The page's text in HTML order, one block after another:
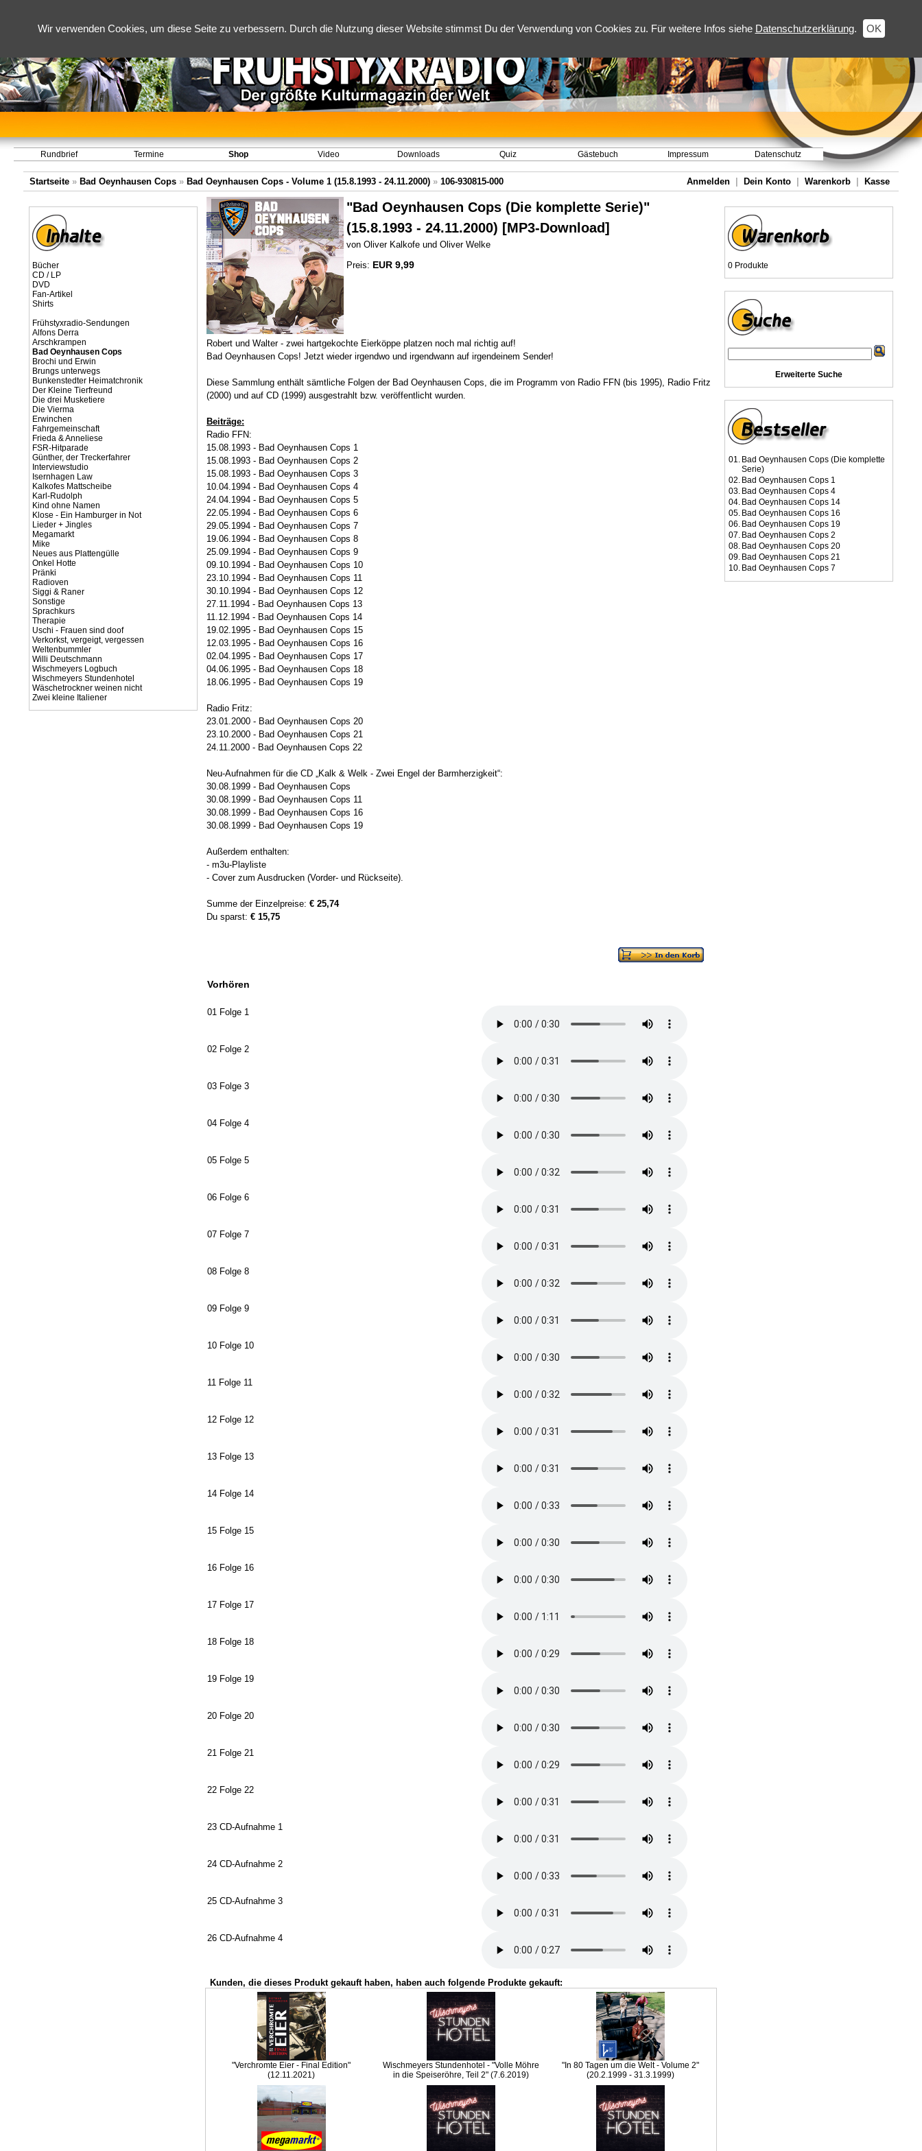
Wir verwenden Cookies, um diese Seite zu verbessern. Durch die Nutzung dieser Website stimmst Du der Verwendung von Cookies zu. Für weitere Infos siehe Datenschutzerklärung. OK
Rundbrief Termine Shop Video Downloads Quiz Gästebuch Impressum Datenschutz
Startseite » Bad Oeynhausen Cops » Bad Oeynhausen Cops - Volume 1 (15.8.1993 - 24.11.2000) » 106-930815-000 Anmelden Dein Konto Warenkorb Kasse
Bücher
CD / LP
DVD
Fan-Artikel
Shirts
Frühstyxradio-Sendungen
Alfons Derra
Arschkrampen
Bad Oeynhausen Cops
Brochi und Erwin
Brungs unterwegs
Bunkenstedter Heimatchronik
Der Kleine Tierfreund
Die drei Musketiere
Die Vierma
Erwinchen
Fahrgemeinschaft
Frieda & Anneliese
FSR-Hitparade
Günther, der Treckerfahrer
Interviewstudio
Isernhagen Law
Kalkofes Mattscheibe
Karl-Rudolph
Kind ohne Namen
Klose - Ein Hamburger in Not
Lieder + Jingles
Megamarkt
Mike
Neues aus Plattengülle
Onkel Hotte
Pränki
Radioven
Siggi & Raner
Sonstige
Sprachkurs
Therapie
Uschi - Frauen sind doof
Verkorkst, vergeigt, vergessen
Weltenbummler
Willi Deutschmann
Wischmeyers Logbuch
Wischmeyers Stundenhotel
Wäschetrockner weinen nicht
Zwei kleine Italiener
"Bad Oeynhausen Cops (Die komplette Serie)"
(15.8.1993 - 24.11.2000) [MP3-Download]
von Oliver Kalkofe und Oliver Welke
Preis: EUR 9,99
Robert und Walter - zwei hartgekochte Eierköppe platzen noch mal richtig auf!
Bad Oeynhausen Cops! Jetzt wieder irgendwo und irgendwann auf irgendeinem Sender!
Diese Sammlung enthält sämtliche Folgen der Bad Oeynhausen Cops, die im Programm von Radio FFN (bis 1995), Radio Fritz
(2000) und auf CD (1999) ausgestrahlt bzw. veröffentlicht wurden.
Beiträge:
Radio FFN:
15.08.1993 - Bad Oeynhausen Cops 1
15.08.1993 - Bad Oeynhausen Cops 2
15.08.1993 - Bad Oeynhausen Cops 3
10.04.1994 - Bad Oeynhausen Cops 4
24.04.1994 - Bad Oeynhausen Cops 5
22.05.1994 - Bad Oeynhausen Cops 6
29.05.1994 - Bad Oeynhausen Cops 7
19.06.1994 - Bad Oeynhausen Cops 8
25.09.1994 - Bad Oeynhausen Cops 9
09.10.1994 - Bad Oeynhausen Cops 10
23.10.1994 - Bad Oeynhausen Cops 11
30.10.1994 - Bad Oeynhausen Cops 12
27.11.1994 - Bad Oeynhausen Cops 13
11.12.1994 - Bad Oeynhausen Cops 14
19.02.1995 - Bad Oeynhausen Cops 15
12.03.1995 - Bad Oeynhausen Cops 16
02.04.1995 - Bad Oeynhausen Cops 17
04.06.1995 - Bad Oeynhausen Cops 18
18.06.1995 - Bad Oeynhausen Cops 19
Radio Fritz:
23.01.2000 - Bad Oeynhausen Cops 20
23.10.2000 - Bad Oeynhausen Cops 21
24.11.2000 - Bad Oeynhausen Cops 22
Neu-Aufnahmen für die CD „Kalk & Welk - Zwei Engel der Barmherzigkeit“:
30.08.1999 - Bad Oeynhausen Cops
30.08.1999 - Bad Oeynhausen Cops 11
30.08.1999 - Bad Oeynhausen Cops 16
30.08.1999 - Bad Oeynhausen Cops 19
Außerdem enthalten:
- m3u-Playliste
- Cover zum Ausdrucken (Vorder- und Rückseite).
Summe der Einzelpreise: € 25,74
Du sparst: € 15,75
Vorhören
01 Folge 1
02 Folge 2
03 Folge 3
04 Folge 4
05 Folge 5
06 Folge 6
07 Folge 7
08 Folge 8
09 Folge 9
10 Folge 10
11 Folge 11
12 Folge 12
13 Folge 13
14 Folge 14
15 Folge 15
16 Folge 16
17 Folge 17
18 Folge 18
19 Folge 19
20 Folge 20
21 Folge 21
22 Folge 22
23 CD-Aufnahme 1
24 CD-Aufnahme 2
25 CD-Aufnahme 3
26 CD-Aufnahme 4
Kunden, die dieses Produkt gekauft haben, haben auch folgende Produkte gekauft:
"Verchromte Eier - Final Edition"
(12.11.2021)
Wischmeyers Stundenhotel - "Volle Möhre
in die Speiseröhre, Teil 2" (7.6.2019)
"In 80 Tagen um die Welt - Volume 2"
(20.2.1999 - 31.3.1999)
0 Produkte
Erweiterte Suche
01. Bad Oeynhausen Cops (Die komplette
Serie)
02. Bad Oeynhausen Cops 1
03. Bad Oeynhausen Cops 4
04. Bad Oeynhausen Cops 14
05. Bad Oeynhausen Cops 16
06. Bad Oeynhausen Cops 19
07. Bad Oeynhausen Cops 2
08. Bad Oeynhausen Cops 20
09. Bad Oeynhausen Cops 21
10. Bad Oeynhausen Cops 7